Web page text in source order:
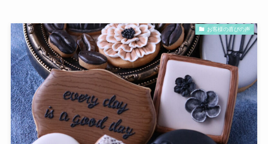
お客様の喜びの声